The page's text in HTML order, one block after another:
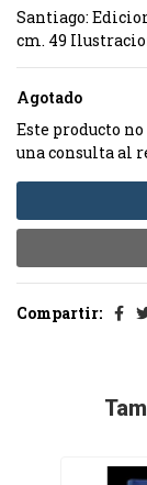
Santiago:
cm. 49
Agotado
Este producto
una consulta al
Compartir: